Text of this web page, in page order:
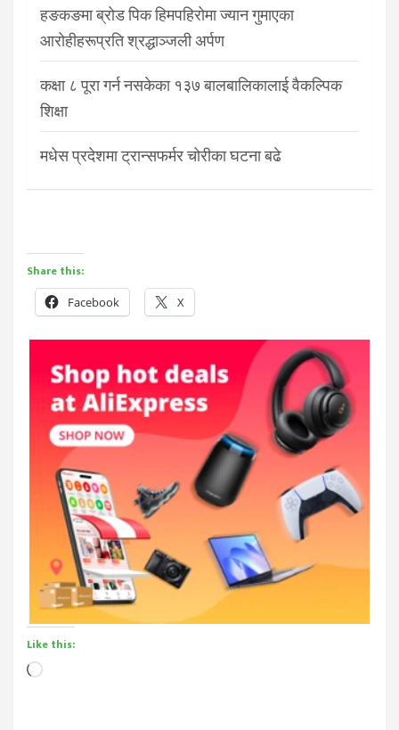
हङकङमा ब्रोड पिक हिमपहिरोमा ज्यान गुमाएका
आरोहीहरूप्रति श्रद्धाञ्जली अर्पण
कक्षा ८ पूरा गर्न नसकेका १३७ बालबालिकालाई वैकल्पिक
शिक्षा
मधेस प्रदेशमा ट्रान्सफर्मर चोरीका घटना बढे
Share this:
Facebook X
Like this:
Loading…